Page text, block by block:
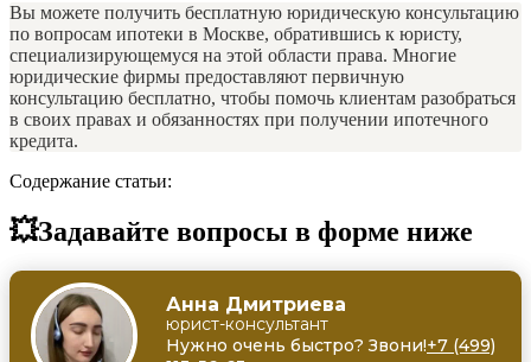
Вы можете получить бесплатную юридическую консультацию
по вопросам ипотеки в Москве, обратившись к юристу,
специализирующемуся на этой области права. Многие
юридические фирмы предоставляют первичную
консультацию бесплатно, чтобы помочь клиентам разобраться
в своих правах и обязанностях при получении ипотечного
кредита.
Содержание статьи:
💥Задавайте вопросы в форме ниже